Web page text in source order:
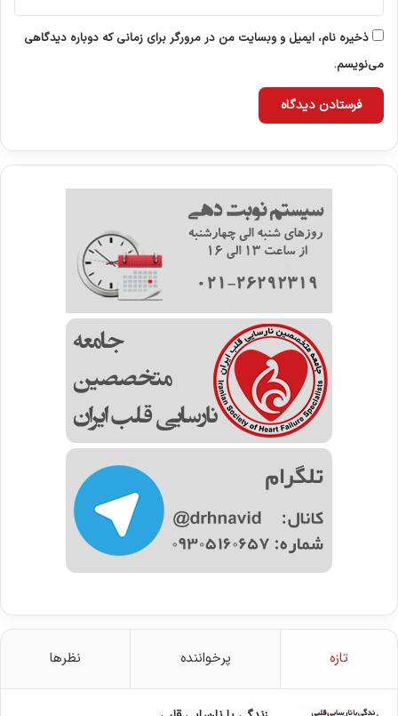
ذخیره نام، ایمیل و وبسایت من در مرورگر برای زمانی که دوباره دیدگاهی
می‌نویسم.
تازه پرخواننده نظرها